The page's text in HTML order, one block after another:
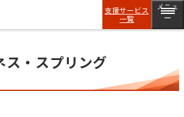
支援サービス
一覧
メニュ
ー
ス・スプリング